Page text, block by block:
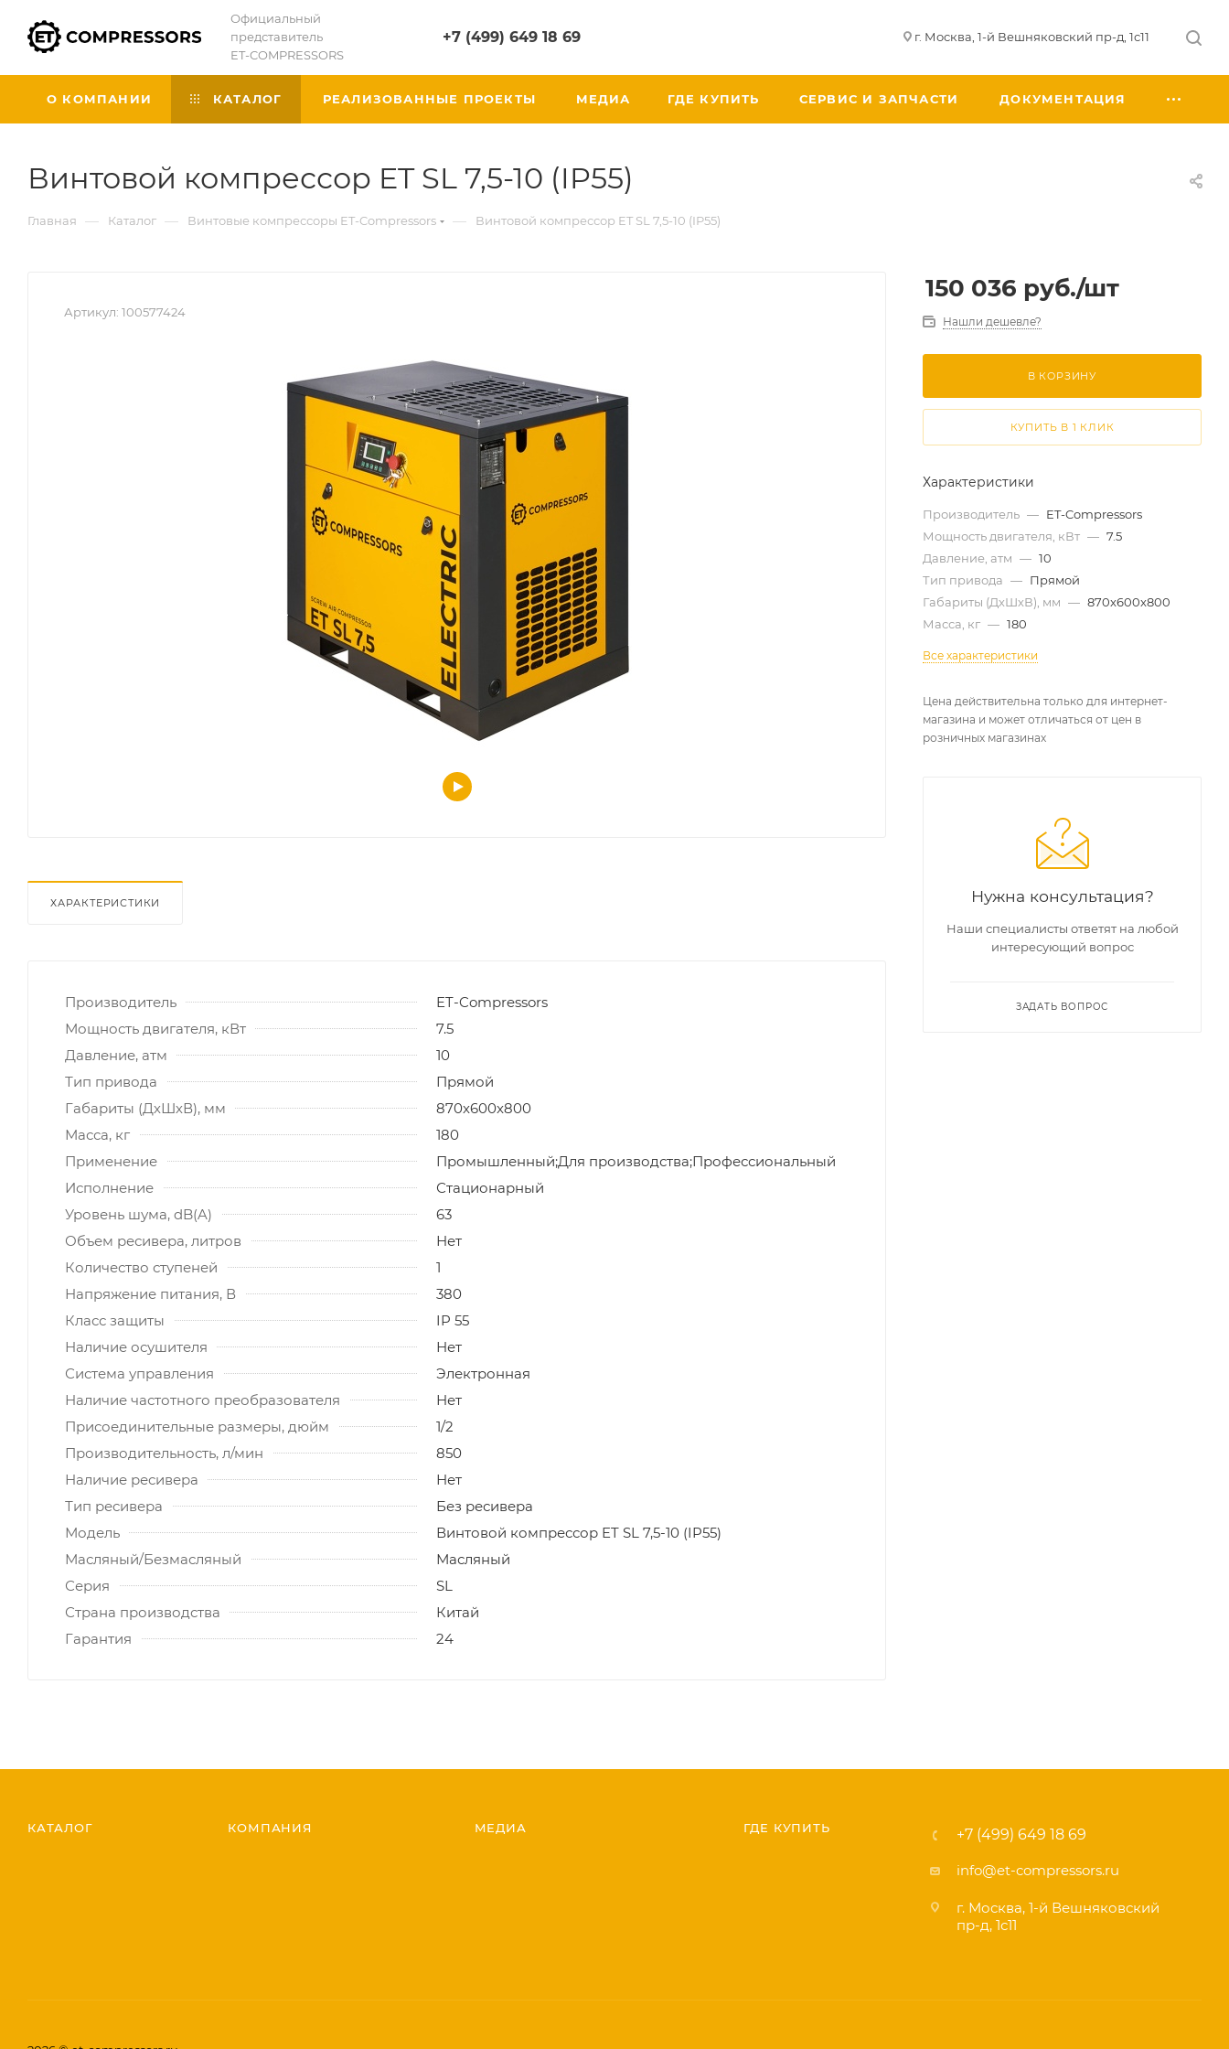
Официальный
представитель
ET-COMPRESSORS
+7 (499) 649 18 69 г. Москва, 1-й Вешняковский пр-д, 1с11
О КОМПАНИИ КАТАЛОГ РЕАЛИЗОВАННЫЕ ПРОЕКТЫ МЕДИА ГДЕ КУПИТЬ СЕРВИС И ЗАПЧАСТИ ДОКУМЕНТАЦИЯ
Винтовой компрессор ET SL 7,5-10 (IP55)
Главная — Каталог — Винтовые компрессоры ET-Compressors — Винтовой компрессор ET SL 7,5-10 (IP55)
Артикул: 100577424
ХАРАКТЕРИСТИКИ
Производитель
ET-Compressors
Мощность двигателя, кВт
7.5
Давление, атм
10
Тип привода
Прямой
Габариты (ДхШхВ), мм
870x600x800
Масса, кг
180
Применение
Промышленный;Для производства;Профессиональный
Исполнение
Стационарный
Уровень шума, dB(A)
63
Объем ресивера, литров
Нет
Количество ступеней
1
Напряжение питания, В
380
Класс защиты
IP 55
Наличие осушителя
Нет
Система управления
Электронная
Наличие частотного преобразователя
Нет
Присоединительные размеры, дюйм
1/2
Производительность, л/мин
850
Наличие ресивера
Нет
Тип ресивера
Без ресивера
Модель
Винтовой компрессор ET SL 7,5-10 (IP55)
Масляный/Безмасляный
Масляный
Серия
SL
Страна производства
Китай
Гарантия
24
150 036 руб./шт
Нашли дешевле?
В КОРЗИНУ
КУПИТЬ В 1 КЛИК
Характеристики
Производитель — ET-Compressors
Мощность двигателя, кВт — 7.5
Давление, атм — 10
Тип привода — Прямой
Габариты (ДхШхВ), мм — 870x600x800
Масса, кг — 180
Все характеристики
Цена действительна только для интернет-
магазина и может отличаться от цен в
розничных магазинах
Нужна консультация?
Наши специалисты ответят на любой
интересующий вопрос
ЗАДАТЬ ВОПРОС
КАТАЛОГ КОМПАНИЯ МЕДИА ГДЕ КУПИТЬ +7 (499) 649 18 69
info@et-compressors.ru
г. Москва, 1-й Вешняковский
пр-д, 1с11